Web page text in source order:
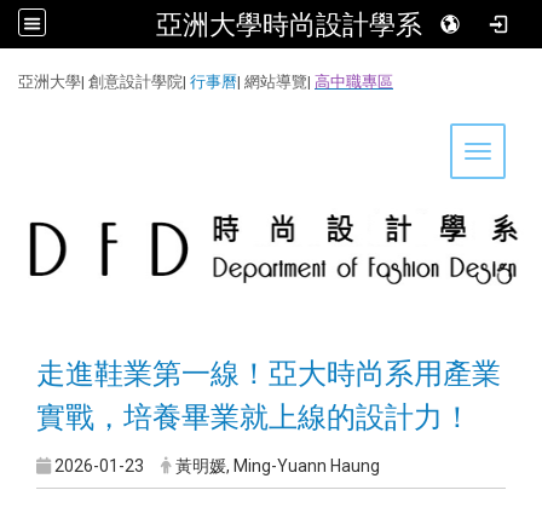
亞洲大學時尚設計學系
亞洲大學| 創意設計學院| 行事曆| 網站導覽| 高中職專區
Toggle
走進鞋業第一線！亞大時尚系用產業
實戰，培養畢業就上線的設計力！
2026-01-23 黃明媛, Ming-Yuann Haung